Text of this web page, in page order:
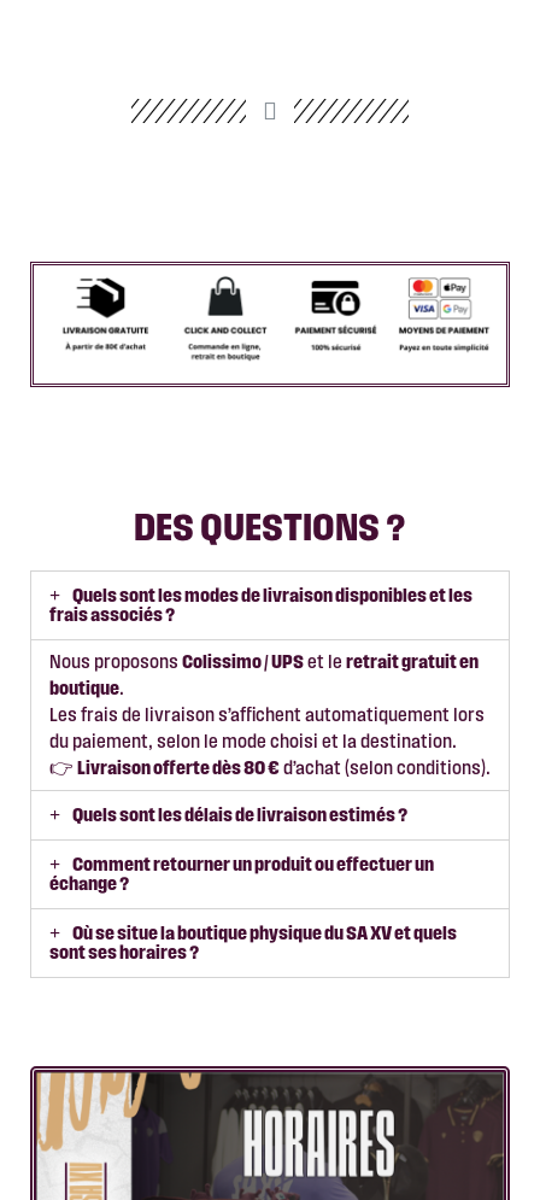
DES QUESTIONS ?
Quels sont les modes de livraison disponibles et les
frais associés ?
Nous proposons Colissimo / UPSet le retrait gratuit en
boutique.
Les frais de livraison s’affichent automatiquement lors
du paiement, selon le mode choisi et la destination.
👉 Livraison offerte dès 80 €d’achat (selon conditions).
Quels sont les délais de livraison estimés ?
Comment retourner un produit ou effectuer un
échange ?
Où se situe la boutique physique du SA XV et quels
sont ses horaires ?